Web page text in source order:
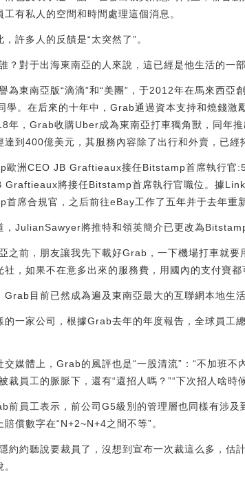
工有私人的空間和時間處理這個消息。
，許多人的反饋是“太突然了”。
？對于出海東南亞的人來說，這已經是他生活的一部
為東南亞版“滴滴”和“美團”，于2012年在馬來西
學。在后來的十年中，Grab通過資本支持和燒錢
年，Grab收購Uber成為東南亞打車獨角獸，同年
達到400億美元，其服務內容除了出行和外賣，已經
歐洲CEO JB Graftieaux接任Bitstamp首席執行官
Graftieaux將接任Bitstamp首席執行官職位。據
首席合規官，之后前往eBay工作了五年并于去年重
，JulianSawyer將推特和領英簡介已更改為
之前，朋友讓我先下載好Grab，一下機場打車就
社，如果不在意多出來的服務費，用國內的支付寶
Grab目前已然成為遍及東南亞最大的互聯網本地生活
的一家公司，根據Grab去年的年度報告，全球員
交媒體上，Grab的風評也是“一股清流”：“不加班不
裁員工的脈脈下，還有“還招人嗎？”“下次招人啥時
前員工表示，前公司G5級別的管理層也同樣有涉
賠償數字在“N+2~N+4之間不等”。
約約聽說要裁員了，沒想到宣布一次裁這么多，